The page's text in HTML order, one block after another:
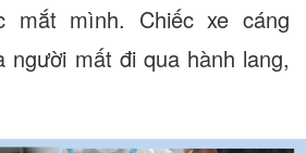
mắt mình. Chiếc xe cáng
người mất đi qua hành lang,